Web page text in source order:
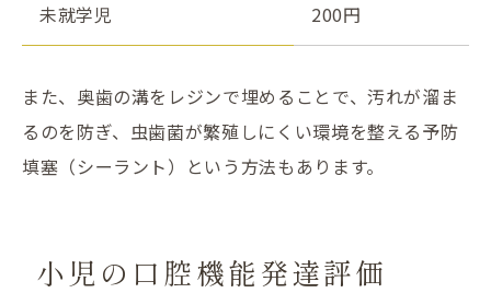
未就学児 200円
また、奥歯の溝をレジンで埋めることで、汚れが溜ま
るのを防ぎ、虫歯菌が繁殖しにくい環境を整える予防
填塞（シーラント）という方法もあります。
小児の口腔機能発達評価